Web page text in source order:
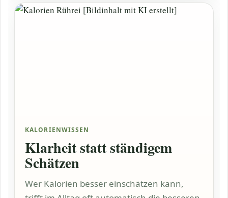
KALORIENWISSEN
Klarheit statt ständigem
Schätzen
Wer Kalorien besser einschätzen kann,